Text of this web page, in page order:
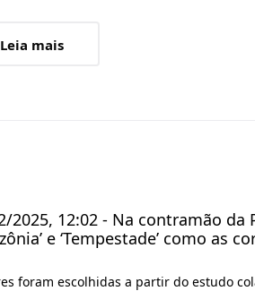
Leia mais
2025, 12:02 - Na contramão da
e ‘Tempestade’ como as
foram escolhidas a partir do estudo